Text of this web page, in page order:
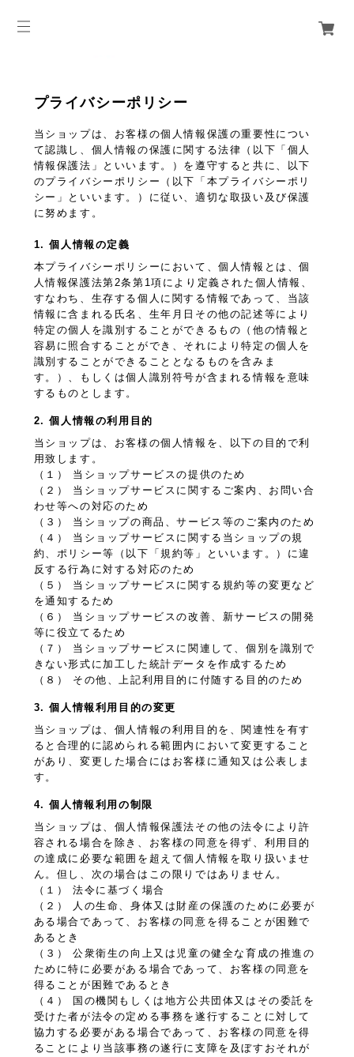
プライバシーポリシー
当ショップは、お客様の個人情報保護の重要性につい
て認識し、個人情報の保護に関する法律（以下「個人
情報保護法」といいます。）を遵守すると共に、以下
のプライバシーポリシー（以下「本プライバシーポリ
シー」といいます。）に従い、適切な取扱い及び保護
に努めます。
1. 個人情報の定義
本プライバシーポリシーにおいて、個人情報とは、個
人情報保護法第2条第1項により定義された個人情報、
すなわち、生存する個人に関する情報であって、当該
情報に含まれる氏名、生年月日その他の記述等により
特定の個人を識別することができるもの（他の情報と
容易に照合することができ、それにより特定の個人を
識別することができることとなるものを含みま
す。）、もしくは個人識別符号が含まれる情報を意味
するものとします。
2. 個人情報の利用目的
当ショップは、お客様の個人情報を、以下の目的で利
用致します。
（１） 当ショップサービスの提供のため
（２） 当ショップサービスに関するご案内、お問い合
わせ等への対応のため
（３） 当ショップの商品、サービス等のご案内のため
（４） 当ショップサービスに関する当ショップの規
約、ポリシー等（以下「規約等」といいます。）に違
反する行為に対する対応のため
（５） 当ショップサービスに関する規約等の変更など
を通知するため
（６） 当ショップサービスの改善、新サービスの開発
等に役立てるため
（７） 当ショップサービスに関連して、個別を識別で
きない形式に加工した統計データを作成するため
（８） その他、上記利用目的に付随する目的のため
3. 個人情報利用目的の変更
当ショップは、個人情報の利用目的を、関連性を有す
ると合理的に認められる範囲内において変更すること
があり、変更した場合にはお客様に通知又は公表しま
す。
4. 個人情報利用の制限
当ショップは、個人情報保護法その他の法令により許
容される場合を除き、お客様の同意を得ず、利用目的
の達成に必要な範囲を超えて個人情報を取り扱いませ
ん。但し、次の場合はこの限りではありません。
（１） 法令に基づく場合
（２） 人の生命、身体又は財産の保護のために必要が
ある場合であって、お客様の同意を得ることが困難で
あるとき
（３） 公衆衛生の向上又は児童の健全な育成の推進の
ために特に必要がある場合であって、お客様の同意を
得ることが困難であるとき
（４） 国の機関もしくは地方公共団体又はその委託を
受けた者が法令の定める事務を遂行することに対して
協力する必要がある場合であって、お客様の同意を得
ることにより当該事務の遂行に支障を及ぼすおそれが